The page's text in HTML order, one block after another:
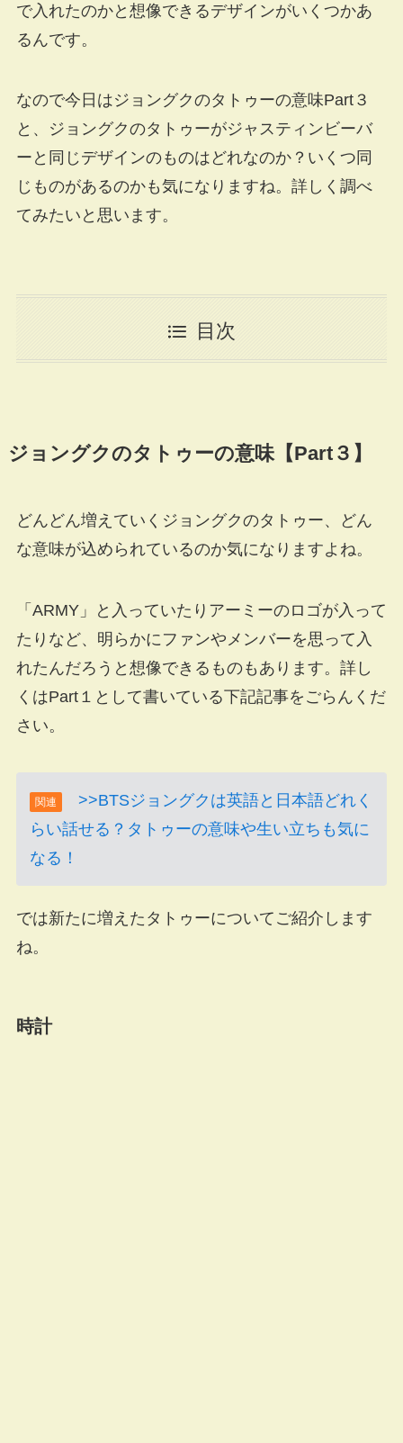
で入れたのかと想像できるデザインがいくつかあ
るんです。
なので今日はジョングクのタトゥーの意味Part３
と、ジョングクのタトゥーがジャスティンビーバ
ーと同じデザインのものはどれなのか？いくつ同
じものがあるのかも気になりますね。詳しく調べ
てみたいと思います。
目次
ジョングクのタトゥーの意味【Part３】
どんどん増えていくジョングクのタトゥー、どん
な意味が込められているのか気になりますよね。
「ARMY」と入っていたりアーミーのロゴが入って
たりなど、明らかにファンやメンバーを思って入
れたんだろうと想像できるものもあります。詳し
くはPart１として書いている下記記事をごらんくだ
さい。
関連
>>BTSジョングクは英語と日本語どれく
らい話せる？タトゥーの意味や生い立ちも気に
なる！
では新たに増えたタトゥーについてご紹介します
ね。
時計